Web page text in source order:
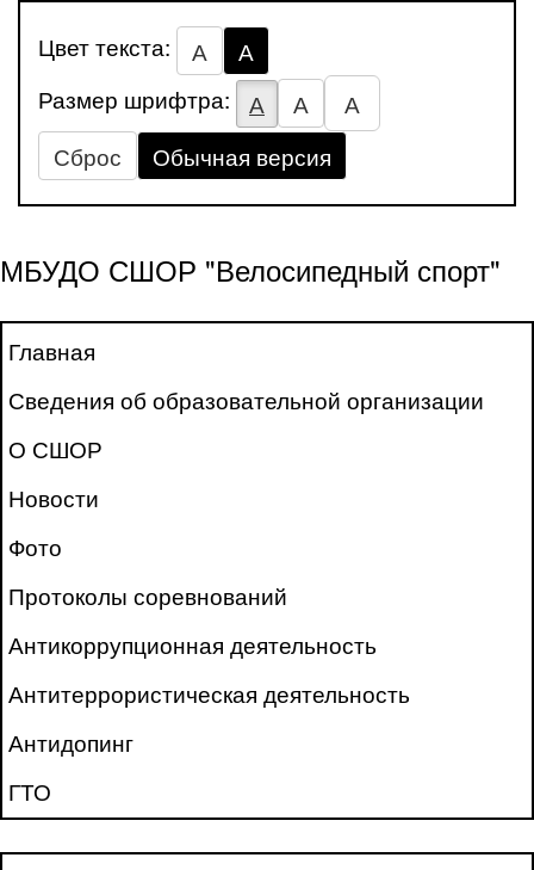
Цвет текста: А
А
Размер шрифтра:
А А
А
Сброс
Обычная версия
МБУДО СШОР "Велосипедный спорт"
Главная
Сведения об образовательной организации
О СШОР
Новости
Фото
Протоколы соревнований
Антикоррупционная деятельность
Антитеррористическая деятельность
Антидопинг
ГТО